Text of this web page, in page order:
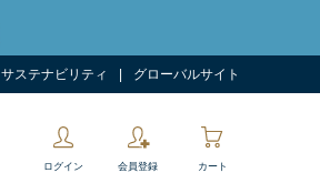
サステナビリティ グローバルサイト
ログイン 会員登録 カート